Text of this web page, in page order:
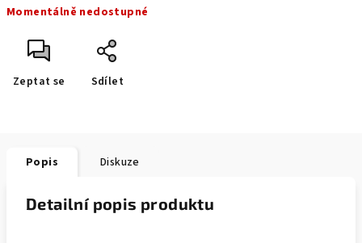
cena:
Momentálně nedostupné
Zeptat se Sdílet
Popis Diskuze
Detailní popis produktu